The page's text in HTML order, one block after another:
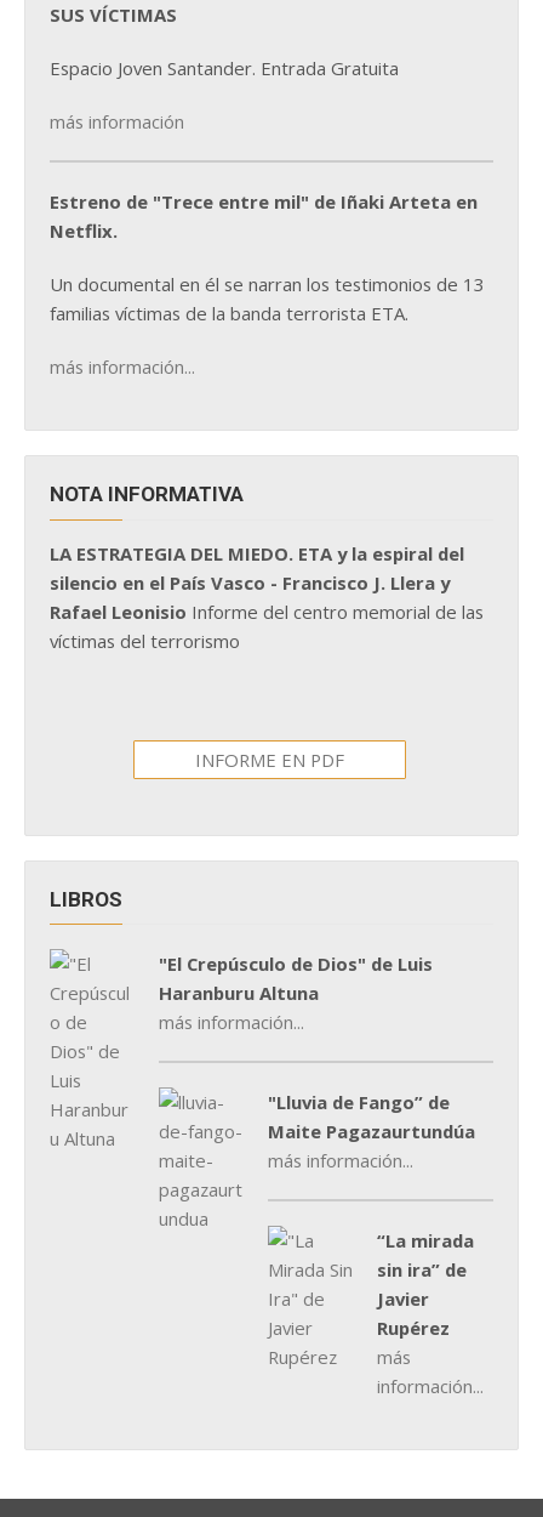
SUS VÍCTIMAS
Espacio Joven Santander. Entrada Gratuita
más información
Estreno de "Trece entre mil" de Iñaki Arteta en
Netflix.
Un documental en él se narran los testimonios de 13
familias víctimas de la banda terrorista ETA.
más información...
NOTA INFORMATIVA
LA ESTRATEGIA DEL MIEDO. ETA y la espiral del
silencio en el País Vasco - Francisco J. Llera y
Rafael Leonisio Informe del centro memorial de las
víctimas del terrorismo
INFORME EN PDF
LIBROS
"El Crepúsculo de Dios" de Luis
Haranburu Altuna
más información...
"Lluvia de Fango” de
Maite Pagazaurtundúa
más información...
“La mirada
sin ira” de
Javier
Rupérez
más
información...